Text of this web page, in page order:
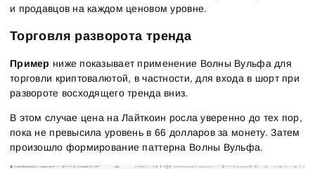
и продавцов на каждом ценовом уровне.
Торговля разворота тренда
Пример ниже показывает применение Волны Вульфа для
торговли криптовалютой, в частности, для входа в шорт при
развороте восходящего тренда вниз.
В этом случае цена на Лайткоин росла уверенно до тех пор,
пока не превысила уровень в 66 долларов за монету. Затем
произошло формирование паттерна Волны Вульфа.